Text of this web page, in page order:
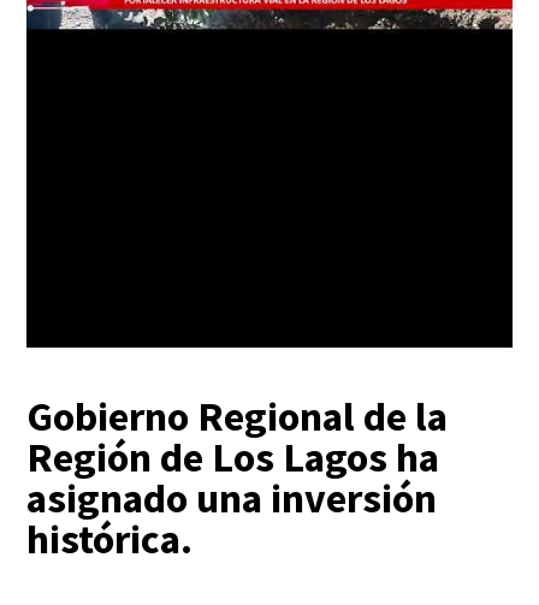
Gobierno Regional de la
Región de Los Lagos ha
asignado una inversión
histórica.